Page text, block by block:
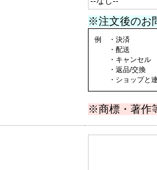
※注文後のお
例 ・決済
・配送
・キャンセル
・返品/交換
・ショップと連
※商標・著作